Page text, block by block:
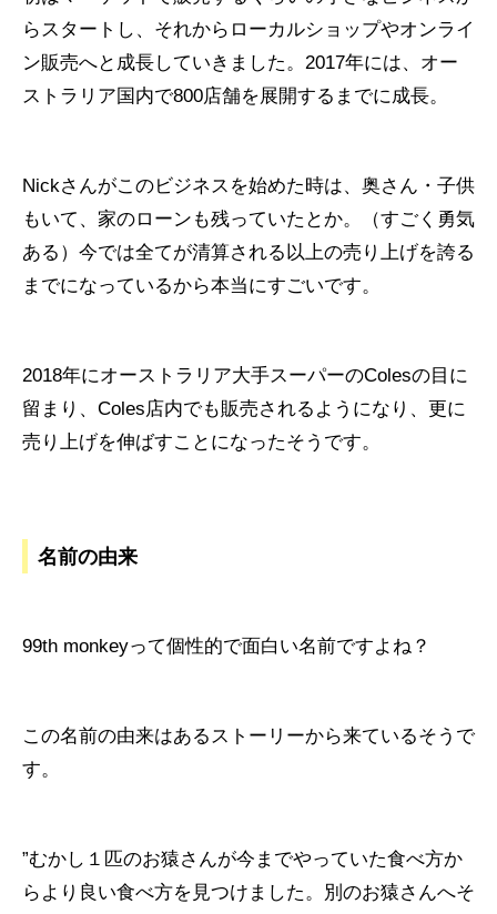
らスタートし、それからローカルショップやオンライ
ン販売へと成長していきました。2017年には、オー
ストラリア国内で800店舗を展開するまでに成長。
Nickさんがこのビジネスを始めた時は、奥さん・子供
もいて、家のローンも残っていたとか。（すごく勇気
ある）今では全てが清算される以上の売り上げを誇る
までになっているから本当にすごいです。
2018年にオーストラリア大手スーパーのColesの目に
留まり、Coles店内でも販売されるようになり、更に
売り上げを伸ばすことになったそうです。
名前の由来
99th monkeyって個性的で面白い名前ですよね？
この名前の由来はあるストーリーから来ているそうで
す。
”むかし１匹のお猿さんが今までやっていた食べ方か
らより良い食べ方を見つけました。別のお猿さんへそ